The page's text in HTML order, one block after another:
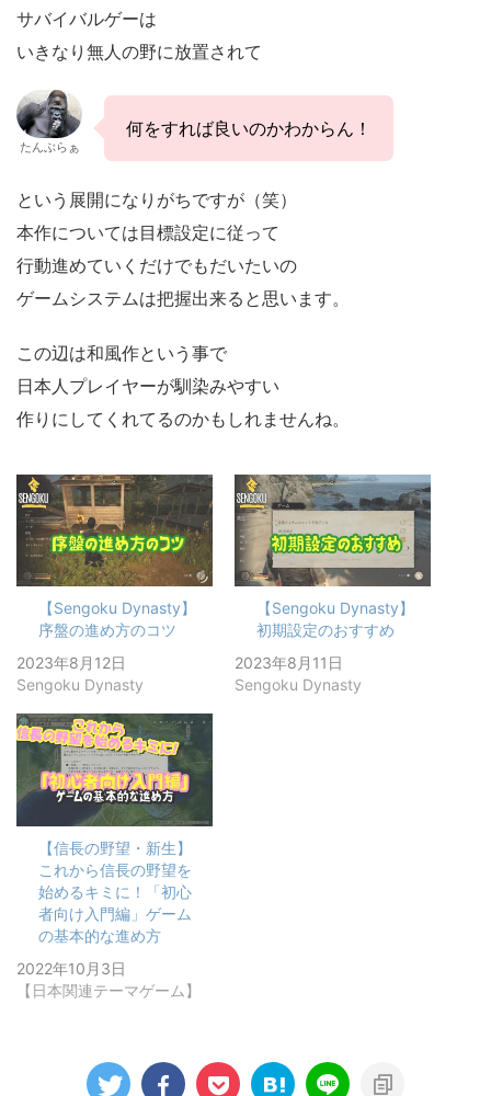
サバイバルゲーは
いきなり無人の野に放置されて
たんぶらぁ
何をすれば良いのかわからん！
という展開になりがちですが（笑）
本作については目標設定に従って
行動進めていくだけでもだいたいの
ゲームシステムは把握出来ると思います。
この辺は和風作という事で
日本人プレイヤーが馴染みやすい
作りにしてくれてるのかもしれませんね。
【Sengoku Dynasty】
序盤の進め方のコツ
2023年8月12日
Sengoku Dynasty
【Sengoku Dynasty】
初期設定のおすすめ
2023年8月11日
Sengoku Dynasty
【信長の野望・新生】
これから信長の野望を
始めるキミに！「初心
者向け入門編」ゲーム
の基本的な進め方
2022年10月3日
【日本関連テーマゲーム】